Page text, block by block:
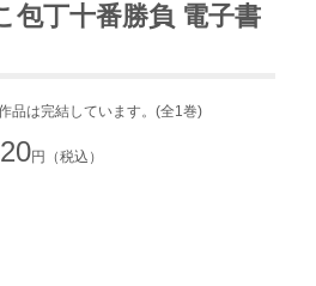
包丁十番勝負 電子書
品は完結しています。(全1巻)
円（税込）